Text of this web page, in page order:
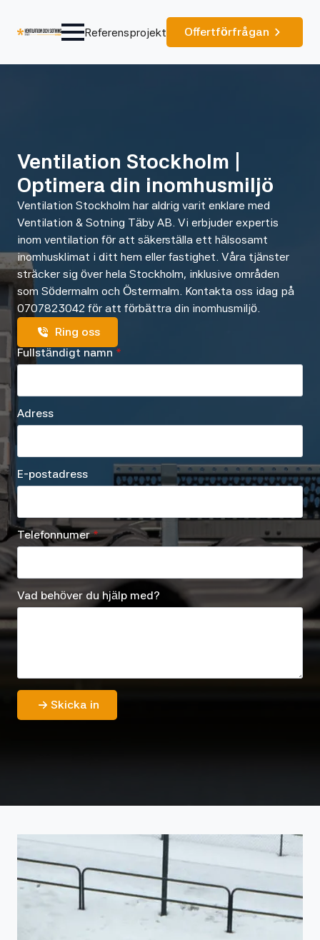
Referensprojekt Offertförfrågan
Ventilation Stockholm |
Optimera din inomhusmiljö
Ventilation Stockholm har aldrig varit enklare med
Ventilation & Sotning Täby AB. Vi erbjuder expertis
inom ventilation för att säkerställa ett hälsosamt
inomhusklimat i ditt hem eller fastighet. Våra tjänster
sträcker sig över hela Stockholm, inklusive områden
som Södermalm och Östermalm. Kontakta oss idag på
0707823042 för att förbättra din inomhusmiljö.
Ring oss
Fullständigt namn *
Adress
E-postadress
Telefonnumer *
Vad behöver du hjälp med?
Skicka in